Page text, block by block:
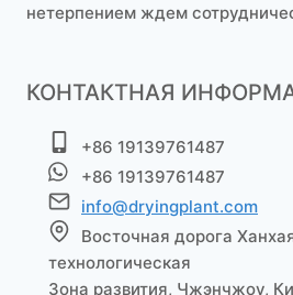
нетерпением ждем
КОНТАКТНАЯ
+86 19139761487
+86 19139761487
info@dryingplant.com
Восточная дорога
технологическая
Зона развития, Чжэнчжоу,